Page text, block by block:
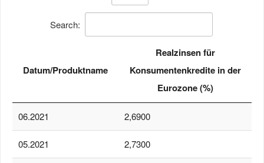
Search:
Datum/Produktname
Realzinsen für
Konsumentenkredite in der
Eurozone (%)
06.2021 2,6900
05.2021 2,7300